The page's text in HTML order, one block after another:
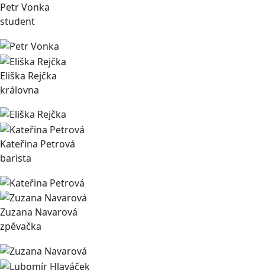
Petr Vonka
student
Eliška Rejčka
královna
Kateřina Petrová
barista
Zuzana Navarová
zpěvačka